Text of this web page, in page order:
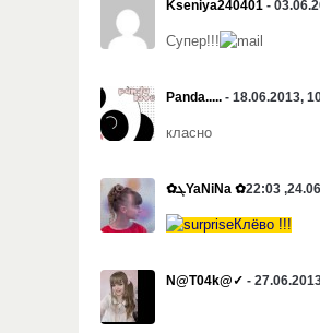
Kseniya240401 -
Супер!!!
Panda..... - 18.06.2013,
класно
Клёво !!!
N@T04k@✓ -